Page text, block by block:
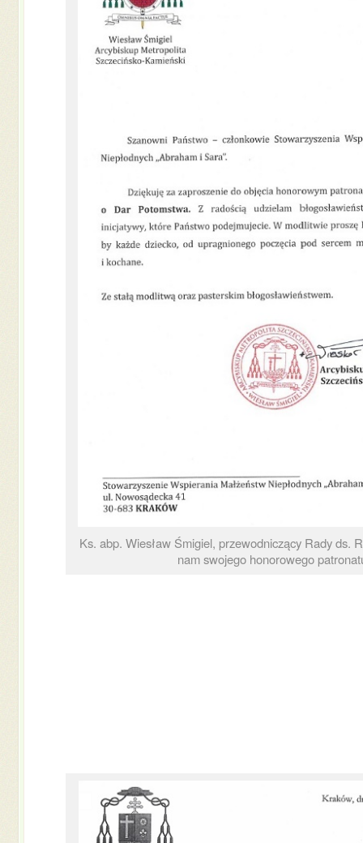
Ks. abp. Wiesław Śmigiel, przewodniczący Rady ds.
nam swojego honorowego